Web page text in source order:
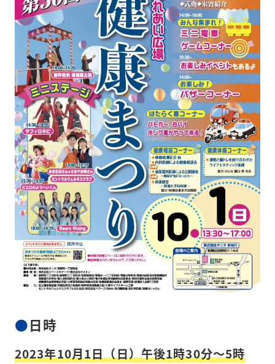
日時
2023年10月1日（日）午後1時30分～5時